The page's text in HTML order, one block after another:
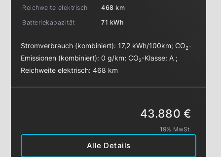
Reichweite elektrisch
468 km
Batteriekapazität
71 kWh
Stromverbrauch (kombiniert): 17,2 kWh/100km;CO2-
Emissionen (kombiniert):0 g/km;CO2-Klasse:A ;
Reichweite elektrisch:468 km
Alle Details
43.880 €
19% MwSt.